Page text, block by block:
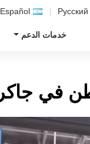
Русский
Español
خدمات الدعم